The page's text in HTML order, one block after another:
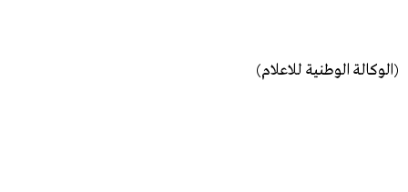
(الوكالة الوطنية للاعلام)